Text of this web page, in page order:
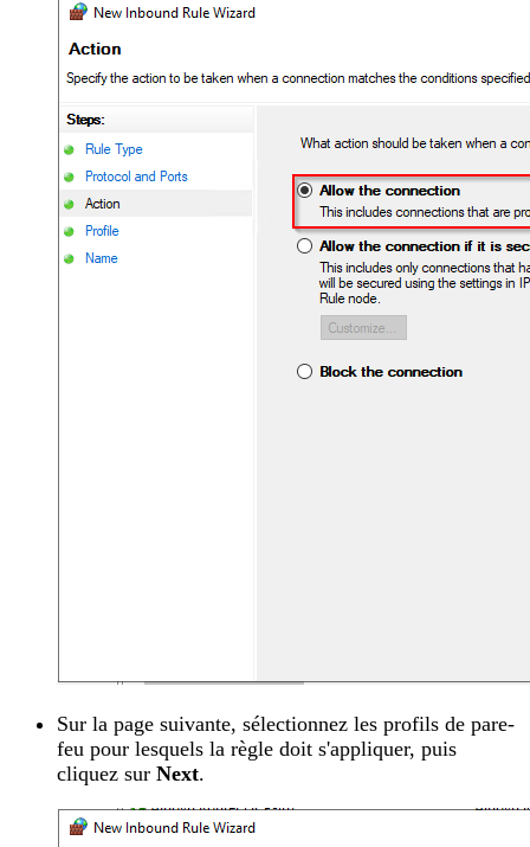
Sur la page suivante, sélectionnez les profils de pare-
feu pour lesquels la règle doit s'appliquer, puis
cliquez sur Next.